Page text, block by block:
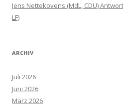
Jens Nettekovens (MdL, CDU)
LF)
ARCHIV
Juli 2026
Juni 2026
März 2026